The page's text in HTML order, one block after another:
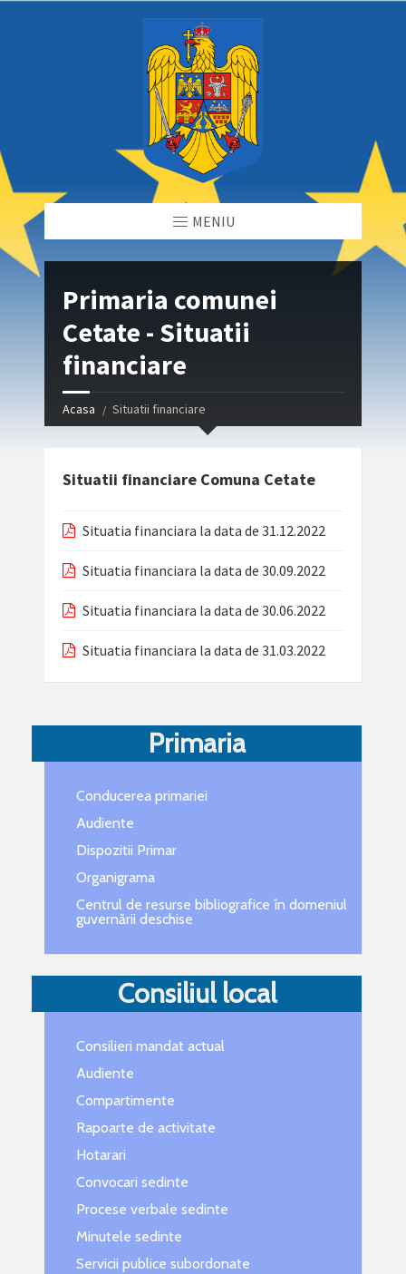
MENIU
Primaria comunei
Cetate - Situatii
financiare
Acasa Situatii financiare
Situatii financiare Comuna Cetate
Situatia financiara la data de 31.12.2022
Situatia financiara la data de 30.09.2022
Situatia financiara la data de 30.06.2022
Situatia financiara la data de 31.03.2022
Primaria
Conducerea primariei
Audiente
Dispozitii Primar
Organigrama
Centrul de resurse bibliografice în domeniul
guvernării deschise
Consiliul local
Consilieri mandat actual
Audiente
Compartimente
Rapoarte de activitate
Hotarari
Convocari sedinte
Procese verbale sedinte
Minutele sedinte
Servicii publice subordonate